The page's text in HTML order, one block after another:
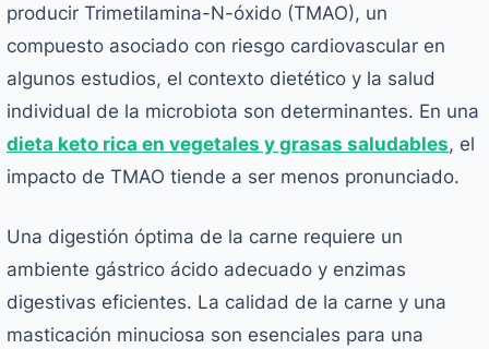
producir Trimetilamina-N-óxido (TMAO), un
compuesto asociado con riesgo cardiovascular en
algunos estudios, el contexto dietético y la salud
individual de la microbiota son determinantes. En una
dieta keto rica en vegetales y grasas saludables, el
impacto de TMAO tiende a ser menos pronunciado.
Una digestión óptima de la carne requiere un
ambiente gástrico ácido adecuado y enzimas
digestivas eficientes. La calidad de la carne y una
masticación minuciosa son esenciales para una